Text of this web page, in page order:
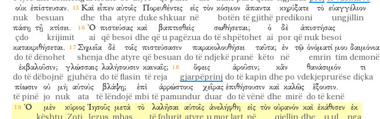
οὐκ
nuk
ἐπίστευσαν.
besuan
Καὶ
dhe
εἶπεν
tha
αὐτοῖς
atyre
Πορευθέντες
duke shkuar
εἰς
në
τὸν κόσμον
botën
ἅπαντα
të gjithë
κηρύξατε
predikoni
τὸ εὐαγγέλιον
ungjillin
πάσῃ
çdo
τῇ κτίσει.
krijimit
Ὁ
ai
πιστεύσας
që besoi
καὶ
dhe
βαπτισθεὶς
që u pagëzua
σωθήσεται;
do të shpëtohet
ὁ
ai
δὲ
por
ἀπιστήσας
që nuk besoi
κατακριθήσεται.
do të dënohet
Σημεῖα
shenja
δὲ
dhe
τοῖς
atyre
πιστεύσασιν
që besuan
παρακολουθήσει
do të ndjekë pranë
ταῦτα;
këto
ἐν
në
τῷ ὀνόματί
emrin
μου
tim
δαιμόνια
demonë
ἐκβαλοῦσιν;
do të dëbojnë
γλώσσαις
gjuhëra
λαλήσουσιν
do të flasin
καιναῖς;
të reja
ὄφεις
gjarpëprinj
ἀροῦσιν;
do të kapin
κἂν
dhe po
θανάσιμόν
vdekjeprurëse
τι
diçka
πίωσιν
të pinë
οὐ
jo
μὴ
nuk
αὐτοὺς
ata
βλάψῃ;
të lëndojë
ἐπὶ
mbi
ἀρρώστους
të pamundur
χεῖρας
duar
ἐπιθήσουσιν
do të vënë
καὶ
dhe
καλῶς
mirë
ἕξουσιν.
do të kenë
Ὁ μὲν κύριος Ἰησοῦς μετὰ τὸ λαλῆσαι αὐτοῖς ἀνελήφθη εἰς τὸν οὐρανόν καὶ ἐκάθισεν ἐκ